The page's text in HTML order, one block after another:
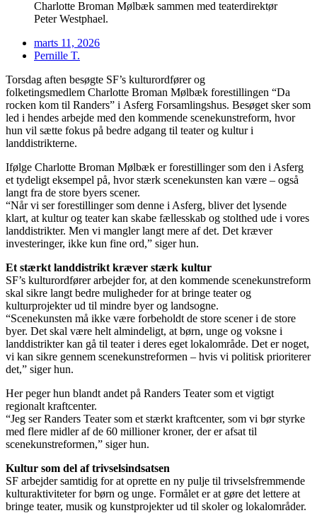
Charlotte Broman Mølbæk sammen med teaterdirektør
Peter Westphael.
marts 11, 2026
Pernille T.
Torsdag aften besøgte SF’s kulturordfører og
folketingsmedlem Charlotte Broman Mølbæk forestillingen “Da
rocken kom til Randers” i Asferg Forsamlingshus. Besøget sker som
led i hendes arbejde med den kommende scenekunstreform, hvor
hun vil sætte fokus på bedre adgang til teater og kultur i
landdistrikterne.
Ifølge Charlotte Broman Mølbæk er forestillinger som den i Asferg
et tydeligt eksempel på, hvor stærk scenekunsten kan være – også
langt fra de store byers scener.
“Når vi ser forestillinger som denne i Asferg, bliver det lysende
klart, at kultur og teater kan skabe fællesskab og stolthed ude i vores
landdistrikter. Men vi mangler langt mere af det. Det kræver
investeringer, ikke kun fine ord,” siger hun.
Et stærkt landdistrikt kræver stærk kultur
SF’s kulturordfører arbejder for, at den kommende scenekunstreform
skal sikre langt bedre muligheder for at bringe teater og
kulturprojekter ud til mindre byer og landsogne.
“Scenekunsten må ikke være forbeholdt de store scener i de store
byer. Det skal være helt almindeligt, at børn, unge og voksne i
landdistrikter kan gå til teater i deres eget lokalområde. Det er noget,
vi kan sikre gennem scenekunstreformen – hvis vi politisk prioriterer
det,” siger hun.
Her peger hun blandt andet på Randers Teater som et vigtigt
regionalt kraftcenter.
“Jeg ser Randers Teater som et stærkt kraftcenter, som vi bør styrke
med flere midler af de 60 millioner kroner, der er afsat til
scenekunstreformen,” siger hun.
Kultur som del af trivselsindsatsen
SF arbejder samtidig for at oprette en ny pulje til trivselsfremmende
kulturaktiviteter for børn og unge. Formålet er at gøre det lettere at
bringe teater, musik og kunstprojekter ud til skoler og lokalområder.